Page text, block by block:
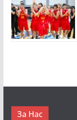
За Нас